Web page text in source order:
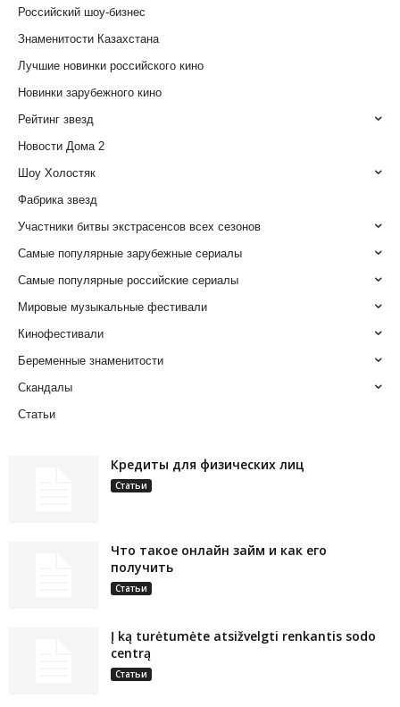
Российский шоу-бизнес
Знаменитости Казахстана
Лучшие новинки российского кино
Новинки зарубежного кино
Рейтинг звезд
Новости Дома 2
Шоу Холостяк
Фабрика звезд
Участники битвы экстрасенсов всех сезонов
Самые популярные зарубежные сериалы
Самые популярные российские сериалы
Мировые музыкальные фестивали
Кинофестивали
Беременные знаменитости
Скандалы
Статьи
Кредиты для физических лиц
Статьи
Что такое онлайн займ и как его
получить
Статьи
Į ką turėtumėte atsižvelgti renkantis sodo
centrą
Статьи